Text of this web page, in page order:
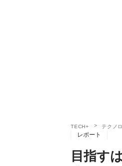
TECH+ テクノ
レポート
目指す